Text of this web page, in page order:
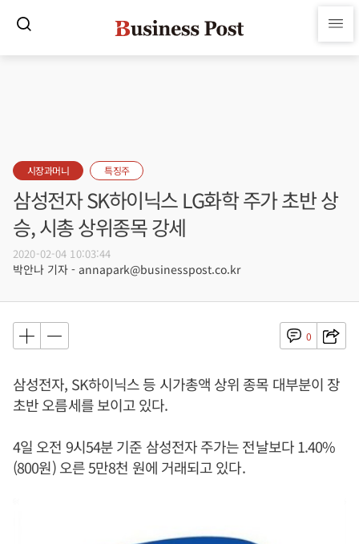
시장과머니 특징주
삼성전자 SK하이닉스 LG화학 주가 초반 상
승, 시총 상위종목 강세
2020-02-04 10:03:44
박안나 기자 - annapark@businesspost.co.kr
0
삼성전자, SK하이닉스 등 시가총액 상위 종목 대부분이 장
초반 오름세를 보이고 있다.
4일 오전 9시54분 기준 삼성전자 주가는 전날보다 1.40%
(800원) 오른 5만8천 원에 거래되고 있다.